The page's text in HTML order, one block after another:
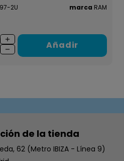
2U marca RAM
Añadir
de la tienda
62 (Metro IBIZA - Línea 9)